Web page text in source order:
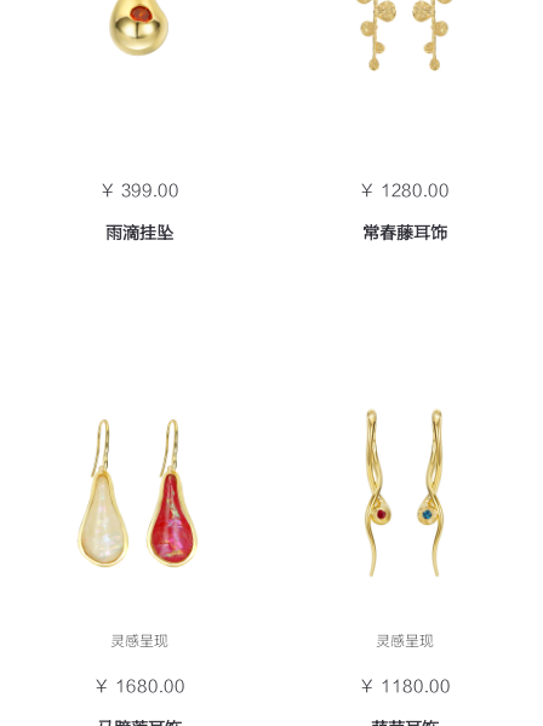
￥ 399.00
雨滴挂坠
￥ 1280.00
常春藤耳饰
灵感呈现
￥ 1680.00
灵感呈现
￥ 1180.00